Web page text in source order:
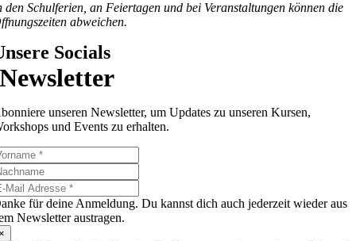
den Schulferien, an Feiertagen und bei Veranstaltungen können die
abweichen.
Socials
Newsletter
unseren Newsletter, um Updates zu unseren Kursen,
und Events zu erhalten.
für deine Anmeldung. Du kannst dich auch jederzeit wieder aus
Newsletter austragen.